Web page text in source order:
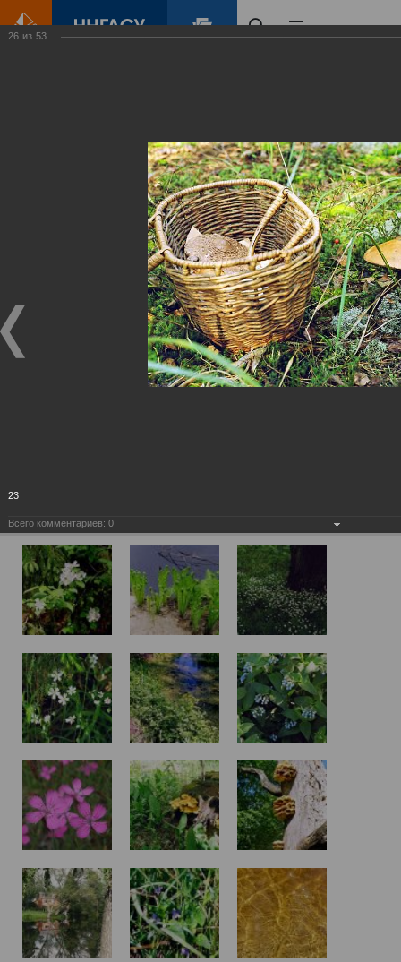
Виртуальные
выставки
(фотоальбомы)
26 из 53
23
Всего комментариев: 0